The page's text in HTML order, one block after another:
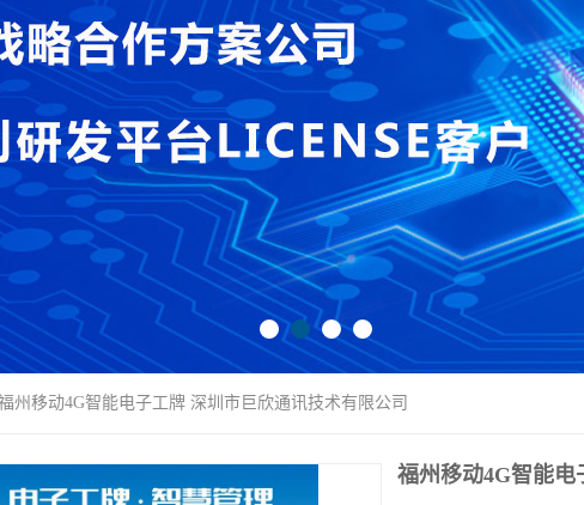
州移动4G智能电子工牌 深圳市巨欣通讯技术有限公司
福州移动4G智能电